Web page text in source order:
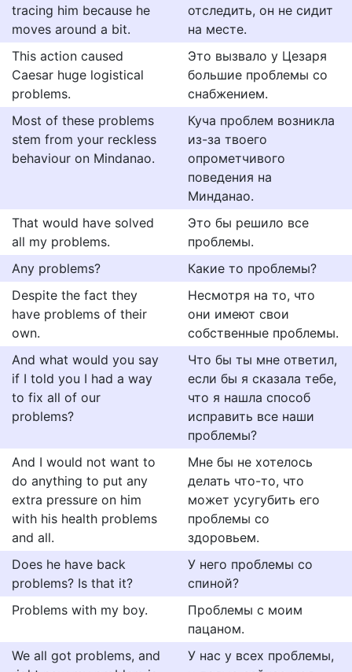
tracing him because he
moves around a bit.
отследить, он не сидит
на месте.
This action caused
Caesar huge logistical
problems.
Это вызвало у Цезаря
большие проблемы со
снабжением.
Most of these problems
stem from your reckless
behaviour on Mindanao.
Куча проблем возникла
из-за твоего
опрометчивого
поведения на
Минданао.
That would have solved
all my problems.
Это бы решило все
проблемы.
Any problems?
Какие то проблемы?
Despite the fact they
have problems of their
own.
Несмотря на то, что
они имеют свои
собственные проблемы.
And what would you say
if I told you I had a way
to fix all of our
problems?
Что бы ты мне ответил,
если бы я сказала тебе,
что я нашла способ
исправить все наши
проблемы?
And I would not want to
do anything to put any
extra pressure on him
with his health problems
and all.
Мне бы не хотелось
делать что-то, что
может усугубить его
проблемы со
здоровьем.
Does he have back
problems? Is that it?
У него проблемы со
спиной?
Problems with my boy.
Проблемы с моим
пацаном.
We all got problems, and
У нас у всех проблемы,